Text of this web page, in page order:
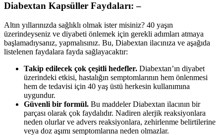
Diabextan Kapsüller Faydaları: –
Altın yıllarınızda sağlıklı olmak ister misiniz? 40 yaşın
üzerindeyseniz ve diyabeti önlemek için gerekli adımları atmaya
başlamadıysanız, yapmalısınız. Bu, Diabextan ilacınıza ve aşağıda
listelenen faydalara fayda sağlayacaktır:
Takip edilecek çok çeşitli hedefler. Diabextan’ın diyabet
üzerindeki etkisi, hastalığın semptomlarının hem önlenmesi
hem de tedavisi için 40 yaş üstü herkesin kullanımına
uygundur.
Güvenli bir formül. Bu maddeler Diabextan ilacının bir
parçası olarak çok faydalıdır. Nadiren alerjik reaksiyonlara
neden olurlar ve advers reaksiyonlara, zehirlenme belirtilerine
veya doz aşımı semptomlarına neden olmazlar.